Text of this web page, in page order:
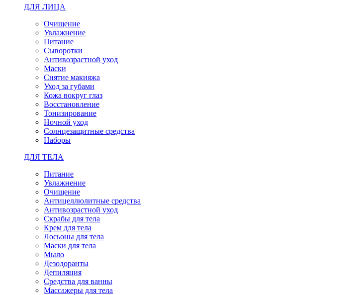
ДЛЯ ЛИЦА
Очищение
Увлажнение
Питание
Сыворотки
Антивозрастной уход
Маски
Снятие макияжа
Уход за губами
Кожа вокруг глаз
Восстановление
Тонизирование
Ночной уход
Солнцезащитные средства
Наборы
ДЛЯ ТЕЛА
Питание
Увлажнение
Очищение
Антицеллюлитные средства
Антивозрастной уход
Скрабы для тела
Крем для тела
Лосьоны для тела
Маски для тела
Мыло
Дезодоранты
Депиляция
Средства для ванны
Массажеры для тела